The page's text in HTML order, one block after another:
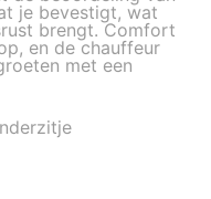
je bevestigt, wat
brengt. Comfort
en de chauffeur
met een